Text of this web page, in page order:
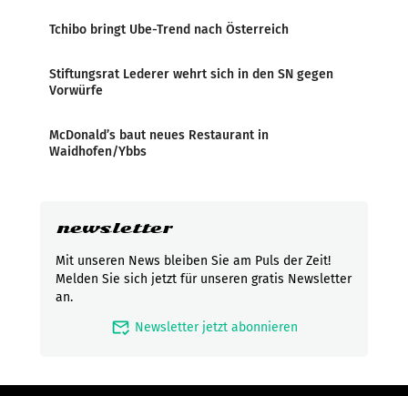
Tchibo bringt Ube-Trend nach Österreich
Stiftungsrat Lederer wehrt sich in den SN gegen
Vorwürfe
McDonald’s baut neues Restaurant in
Waidhofen/Ybbs
newsletter
Mit unseren News bleiben Sie am Puls der Zeit!
Melden Sie sich jetzt für unseren gratis Newsletter
an.
mark_email_read Newsletter jetzt abonnieren